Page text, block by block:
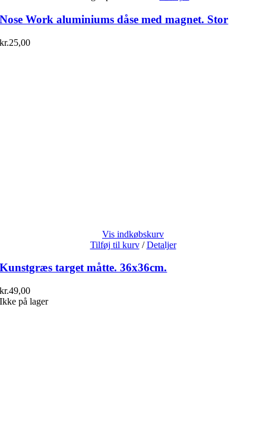
Nose Work aluminiums dåse med magnet. Stor
kr.25,00
Vis indkøbskurv
Tilføj til kurv / Detaljer
Kunstgræs target måtte. 36x36cm.
kr.49,00
Ikke på lager